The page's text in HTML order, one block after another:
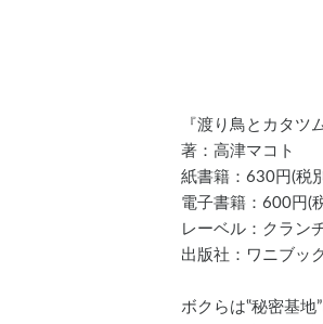
『渡り鳥とカタツ
著：高津マコト
紙書籍：630円(税
電子書籍：600円(
レーベル：クラン
出版社：ワニブッ
ボクらは‟秘密基地